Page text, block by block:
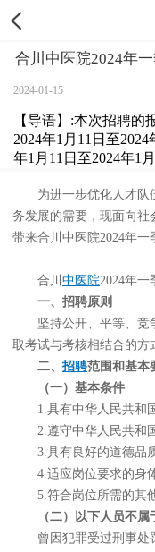
合川中医院2024年
2024-01-15
【导语】:本次招聘的
2024年1月11日至
年1月11日至2024年1月
为进一步优化人才队
务发展的需要，现面向社
带来合川中医院2024年一
合川 中医院2024年一
一、 招聘原则
坚持公开、平等、竞
取考试与考核相结合的方
二、 招聘范围和基本
（一）基本条件
1.具有中华人民共和
2.遵守中华人民共和
3.具有良好的道德品
4.适应岗位要求的身
5.符合岗位所需的其
（二）以下人员不属
曾因犯罪受过刑事处